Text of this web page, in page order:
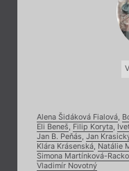
Alena Šidáková Fialová,
Eli Beneš, Filip Koryta,
Jan B. Peňás, Jan
Klára Krásenská, Natálie
Simona Martínková-
Vladimír Novotný